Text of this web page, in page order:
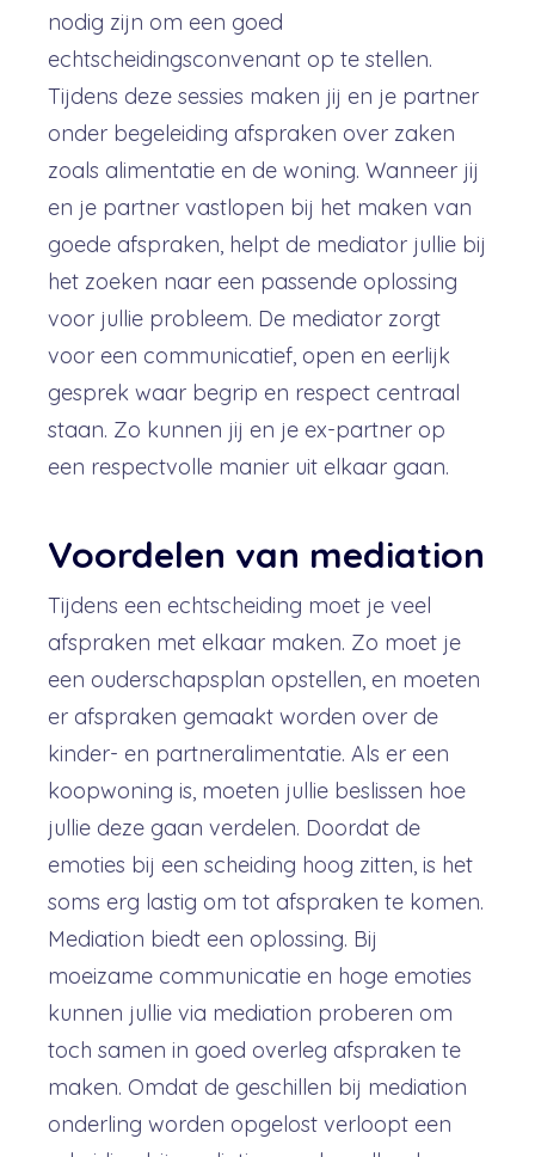
nodig zijn om een goed
echtscheidingsconvenant op te stellen.
Tijdens deze sessies maken jij en je partner
onder begeleiding afspraken over zaken
zoals alimentatie en de woning. Wanneer jij
en je partner vastlopen bij het maken van
goede afspraken, helpt de mediator jullie bij
het zoeken naar een passende oplossing
voor jullie probleem. De mediator zorgt
voor een communicatief, open en eerlijk
gesprek waar begrip en respect centraal
staan. Zo kunnen jij en je ex-partner op
een respectvolle manier uit elkaar gaan.
Voordelen van mediation
Tijdens een echtscheiding moet je veel
afspraken met elkaar maken. Zo moet je
een ouderschapsplan opstellen, en moeten
er afspraken gemaakt worden over de
kinder- en partneralimentatie. Als er een
koopwoning is, moeten jullie beslissen hoe
jullie deze gaan verdelen. Doordat de
emoties bij een scheiding hoog zitten, is het
soms erg lastig om tot afspraken te komen.
Mediation biedt een oplossing. Bij
moeizame communicatie en hoge emoties
kunnen jullie via mediation proberen om
toch samen in goed overleg afspraken te
maken. Omdat de geschillen bij mediation
onderling worden opgelost verloopt een